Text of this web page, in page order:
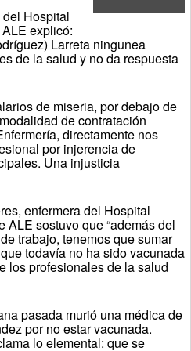
Hospital
explicó:
Larreta ningunea
de la salud y no da respuesta
de miseria, por debajo de
de contratación
directamente nos
por injerencia de
Una injusticia
enfermera del Hospital
ALE sostuvo que “además del
trabajo, tenemos que sumar
todavía no ha sido vacunada
los profesionales de la salud
pasada murió una médica de
por no estar vacunada.
lo elemental: que se